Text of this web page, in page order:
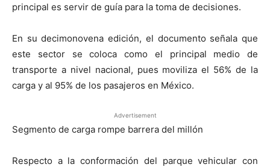
principal es servir de guía para la toma de decisiones.
En su decimonovena edición, el documento señala que
este sector se coloca como el principal medio de
transporte a nivel nacional, pues moviliza el 56% de la
carga y al 95% de los pasajeros en México.
Advertisement
Segmento de carga rompe barrera del millón
Respecto a la conformación del parque vehicular con